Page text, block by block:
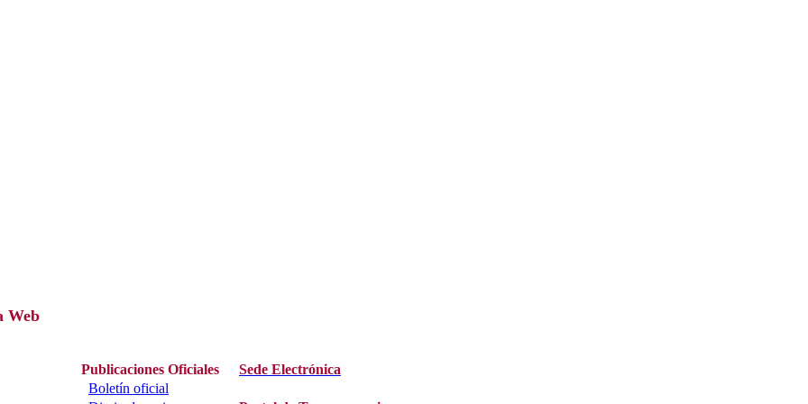
Web
Publicaciones Oficiales
Sede Electrónica
Boletín oficial